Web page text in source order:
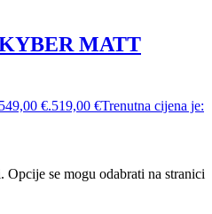
MATT
€.519,00 €Trenutna cijena je:
se mogu odabrati na stranici